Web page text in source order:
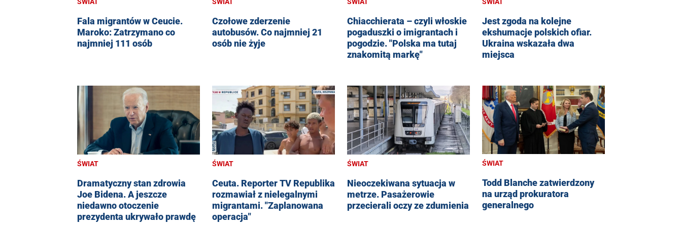
Fala migrantów w Ceucie.
Maroko: Zatrzymano co
najmniej 111 osób
Czołowe zderzenie
autobusów. Co najmniej 21
osób nie żyje
Chiacchierata – czyli włoskie
pogaduszki o imigrantach i
pogodzie. "Polska ma tutaj
znakomitą markę"
Jest zgoda na kolejne
ekshumacje polskich ofiar.
Ukraina wskazała dwa
miejsca
ŚWIAT
Dramatyczny stan zdrowia
Joe Bidena. A jeszcze
niedawno otoczenie
prezydenta ukrywało prawdę
ŚWIAT
Ceuta. Reporter TV Republika
rozmawiał z nielegalnymi
migrantami. "Zaplanowana
operacja"
ŚWIAT
Nieoczekiwana sytuacja w
metrze. Pasażerowie
przecierali oczy ze zdumienia
ŚWIAT
Todd Blanche zatwierdzony
na urząd prokuratora
generalnego